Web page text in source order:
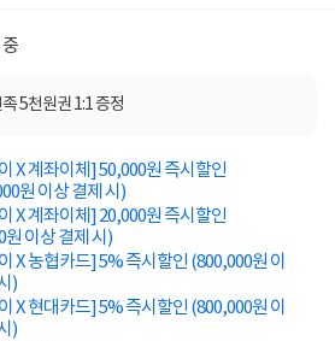
중
5천원권 1:1 증정
X 계좌이체] 50,000원 즉시할인
원 이상 결제 시)
X 계좌이체] 20,000원 즉시할인
원 이상 결제 시)
X 농협카드] 5% 즉시할인 (800,000원 이
)
X 현대카드] 5% 즉시할인 (800,000원 이
)